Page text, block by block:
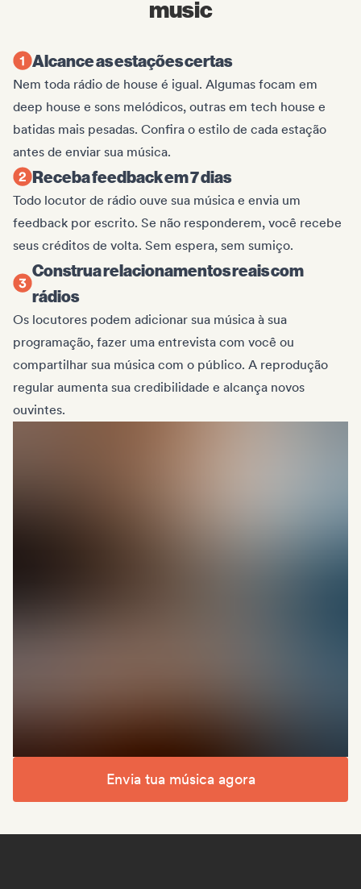
music
Alcance as estações certas
Nem toda rádio de house é igual. Algumas focam em
deep house e sons melódicos, outras em tech house e
batidas mais pesadas. Confira o estilo de cada estação
antes de enviar sua música.
Receba feedback em 7 dias
Todo locutor de rádio ouve sua música e envia um
feedback por escrito. Se não responderem, você recebe
seus créditos de volta. Sem espera, sem sumiço.
Construa relacionamentos reais com
rádios
Os locutores podem adicionar sua música à sua
programação, fazer uma entrevista com você ou
compartilhar sua música com o público. A reprodução
regular aumenta sua credibilidade e alcança novos
ouvintes.
Envia tua música agora